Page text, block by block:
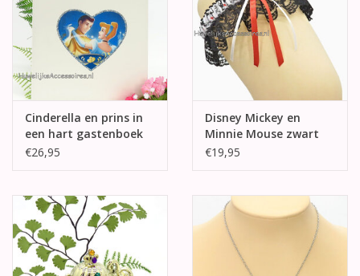
Cinderella en prins in
een hart gastenboek
€26,95
Disney Mickey en
Minnie Mouse zwart
kousenband
€19,95